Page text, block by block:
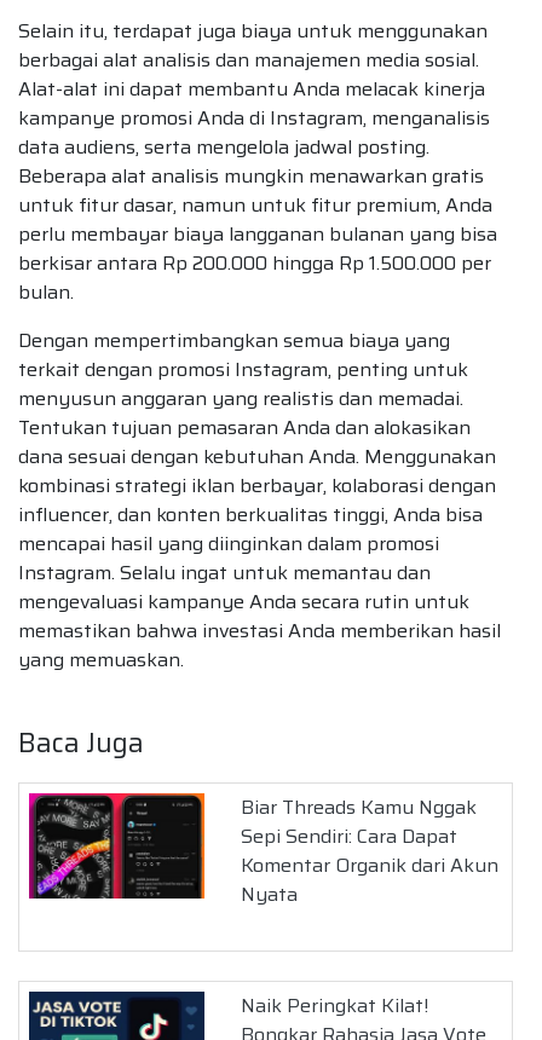
Selain itu, terdapat juga biaya untuk menggunakan
berbagai alat analisis dan manajemen media sosial.
Alat-alat ini dapat membantu Anda melacak kinerja
kampanye promosi Anda di Instagram, menganalisis
data audiens, serta mengelola jadwal posting.
Beberapa alat analisis mungkin menawarkan gratis
untuk fitur dasar, namun untuk fitur premium, Anda
perlu membayar biaya langganan bulanan yang bisa
berkisar antara Rp 200.000 hingga Rp 1.500.000 per
bulan.
Dengan mempertimbangkan semua biaya yang
terkait dengan promosi Instagram, penting untuk
menyusun anggaran yang realistis dan memadai.
Tentukan tujuan pemasaran Anda dan alokasikan
dana sesuai dengan kebutuhan Anda. Menggunakan
kombinasi strategi iklan berbayar, kolaborasi dengan
influencer, dan konten berkualitas tinggi, Anda bisa
mencapai hasil yang diinginkan dalam promosi
Instagram. Selalu ingat untuk memantau dan
mengevaluasi kampanye Anda secara rutin untuk
memastikan bahwa investasi Anda memberikan hasil
yang memuaskan.
Baca Juga
Biar Threads Kamu Nggak
Sepi Sendiri: Cara Dapat
Komentar Organik dari Akun
Nyata
Naik Peringkat Kilat!